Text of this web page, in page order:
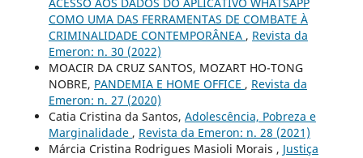
COMO UMA DAS FERRAMENTAS DE COMBATE À
CRIMINALIDADE CONTEMPORÂNEA , Revista da
Emeron: n. 30 (2022)
MOACIR DA CRUZ SANTOS, MOZART HO-TONG
NOBRE, PANDEMIA E HOME OFFICE , Revista da
Emeron: n. 27 (2020)
Catia Cristina da Santos, Adolescência, Pobreza e
Marginalidade , Revista da Emeron: n. 28 (2021)
Márcia Cristina Rodrigues Masioli Morais , Justiça